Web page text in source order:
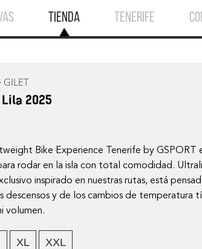
TIENDA TENERIFE
GILET
Lila 2025
Bike Experience Tenerife by GSPORT
rodar en la isla con total comodidad.
inspirado en nuestras rutas, está
descensos y de los cambios de temperatura
volumen.
XL XXL